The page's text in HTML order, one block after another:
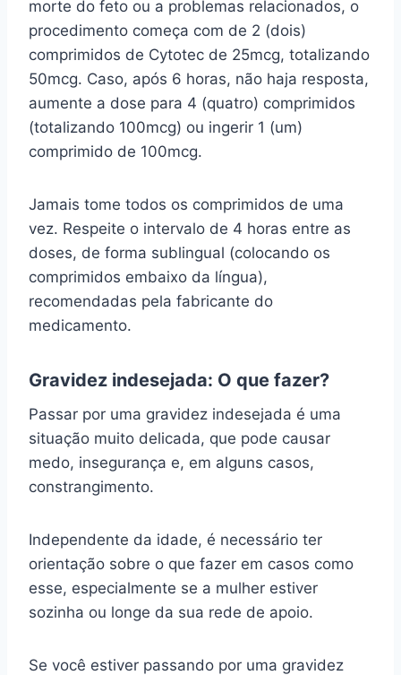
morte do feto ou a problemas relacionados, o
procedimento começa com de 2 (dois)
comprimidos de Cytotec de 25mcg, totalizando
50mcg. Caso, após 6 horas, não haja resposta,
aumente a dose para 4 (quatro) comprimidos
(totalizando 100mcg) ou ingerir 1 (um)
comprimido de 100mcg.
Jamais tome todos os comprimidos de uma
vez. Respeite o intervalo de 4 horas entre as
doses, de forma sublingual (colocando os
comprimidos embaixo da língua),
recomendadas pela fabricante do
medicamento.
Gravidez indesejada: O que fazer?
Passar por uma gravidez indesejada é uma
situação muito delicada, que pode causar
medo, insegurança e, em alguns casos,
constrangimento.
Independente da idade, é necessário ter
orientação sobre o que fazer em casos como
esse, especialmente se a mulher estiver
sozinha ou longe da sua rede de apoio.
Se você estiver passando por uma gravidez